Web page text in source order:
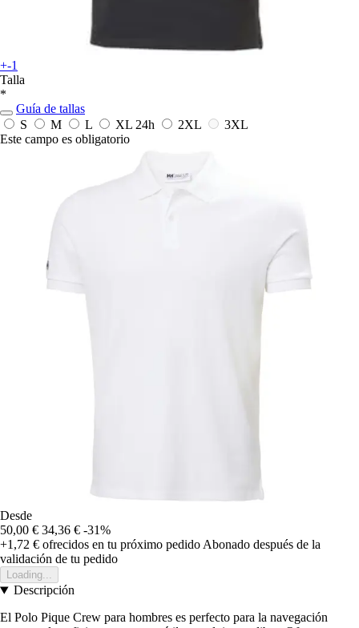
+-1
Talla
*
Guía de tallas
S
M L XL 24h 2XL
3XL
Este campo es obligatorio
Desde
50,00 € 34,36 € -31%
+1,72 € ofrecidos en tu próximo pedidoAbonado después de la
validación de tu pedido
Loading...
Descripción
El Polo Pique Crew para hombres es perfecto para la navegación